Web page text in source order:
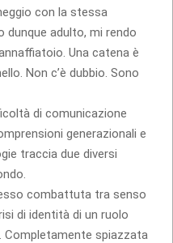
con la stessa
dunque adulto, mi rendo
Una catena è
Non c’è dubbio. Sono
di comunicazione
generazionali e
traccia due diversi
combattuta tra senso
di identità di un ruolo
Completamente spiazzata